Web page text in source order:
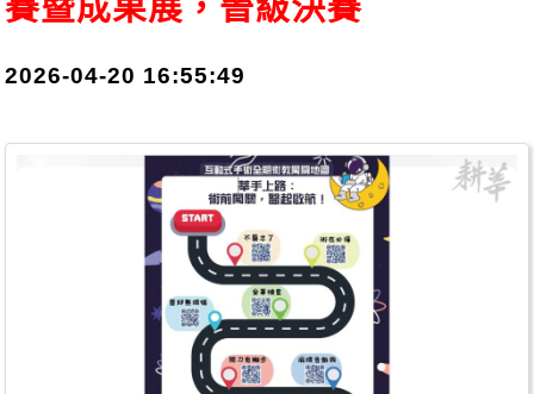
賽暨成果展，晉級決賽
2026-04-20 16:55:49